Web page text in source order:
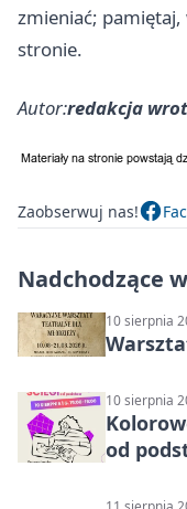
zmieniać;
stronie.
Autor:redakcja
Zaobserwuj nas!
Nadchodzące
10 sierpnia
10 sierpnia
od